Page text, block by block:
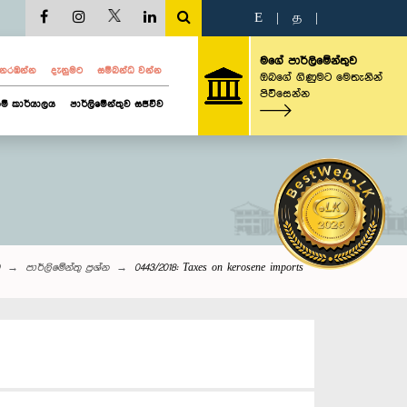
E த
දැනුමට සම්බන්ධ වන්න
කාර්යාලය පාර්ලිමේන්තුව සජීවීව
මගේ පාර්ලිමේන්තුව
ඔබගේ ගිණුමට මෙතැනින්
පිවිසෙන්න
පාර්ලි‌මේන්තු‌ ප්‍රශ්න 0443/2018: Taxes on kerosene imports